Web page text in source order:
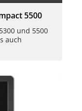
5500
und 5500
auch